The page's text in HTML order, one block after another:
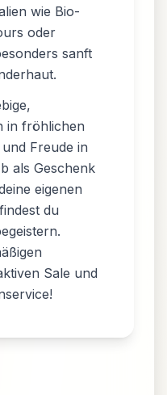
wie Bio-
oder
sanft
in fröhlichen
Freude in
als Geschenk
eigenen
du
Sale und